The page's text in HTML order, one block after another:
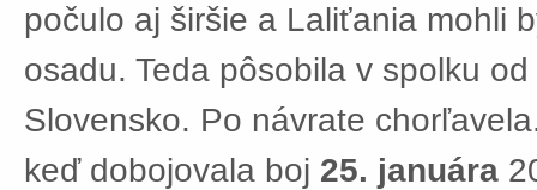
počulo aj širšie a Laliťania mohli
osadu. Teda pôsobila v spolku
Slovensko. Po návrate
keď dobojovala boj 25. januára